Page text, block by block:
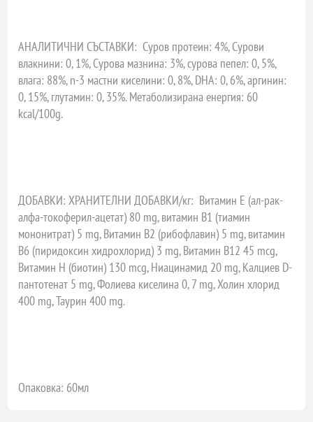
АНАЛИТИЧНИ СЪСТАВКИ:Суров протеин: 4%, Сурови
влакнини: 0, 1%, Сурова мазнина: 3%, сурова пепел: 0, 5%,
влага: 88%, n-3 мастни киселини: 0, 8%, DHA: 0, 6%, аргинин:
0, 15%, глутамин: 0, 35%. Метаболизирана енергия: 60
kcal/100g.
ДОБАВКИ: ХРАНИТЕЛНИ ДОБАВКИ/кг: Витамин Е (ал-рак-
алфа-токоферил-ацетат) 80 mg, витамин В1 (тиамин
мононитрат) 5 mg, Витамин B2 (рибофлавин) 5 mg, витамин
B6 (пиридоксин хидрохлорид) 3 mg, Витамин B12 45 mcg,
Витамин Н (биотин) 130 mcg, Ниацинамид 20 mg, Калциев D-
пантотенат 5 mg, Фолиева киселина 0, 7 mg, Холин хлорид
400 mg, Таурин 400 mg.
Опаковка: 60мл